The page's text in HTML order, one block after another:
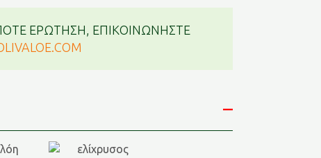
14,50 €.
ΕΡΩΤΗΣΗ, ΕΠΙΚΟΙΝΩΝΗΣΤΕ